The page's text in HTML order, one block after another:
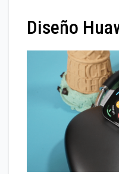
Diseño